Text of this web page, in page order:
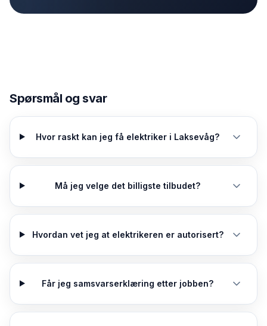
Spørsmål og svar
Hvor raskt kan jeg få elektriker i Laksevåg?
Må jeg velge det billigste tilbudet?
Hvordan vet jeg at elektrikeren er autorisert?
Får jeg samsvarserklæring etter jobben?